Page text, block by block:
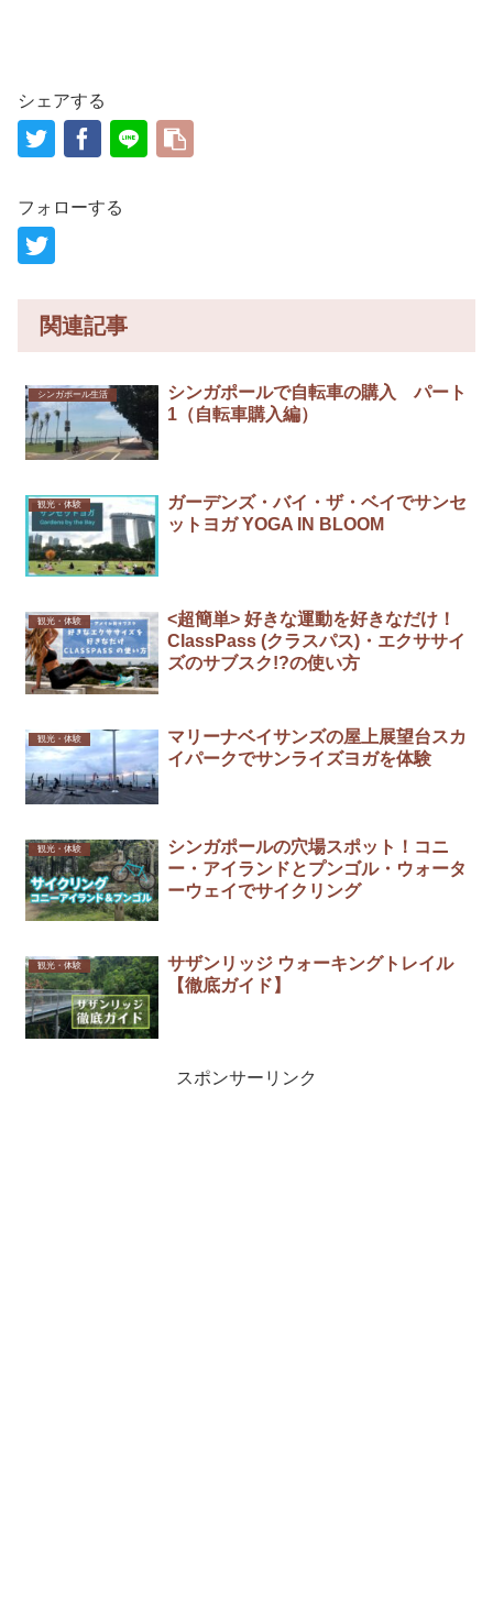
シェアする
フォローする
関連記事
シンガポール生活
シンガポールで自転車の購入 パート
1（自転車購入編）
観光・体験
ガーデンズ・バイ・ザ・ベイでサンセ
ットヨガ YOGA IN BLOOM
観光・体験
<超簡単> 好きな運動を好きなだけ！
ClassPass (クラスパス)・エクササイ
ズのサブスク!?の使い方
観光・体験
マリーナベイサンズの屋上展望台スカ
イパークでサンライズヨガを体験
観光・体験
シンガポールの穴場スポット！コニ
ー・アイランドとプンゴル・ウォータ
ーウェイでサイクリング
観光・体験
サザンリッジ ウォーキングトレイル
【徹底ガイド】
スポンサーリンク